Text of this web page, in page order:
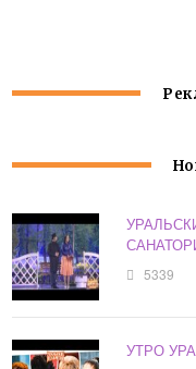
5339
УТРО